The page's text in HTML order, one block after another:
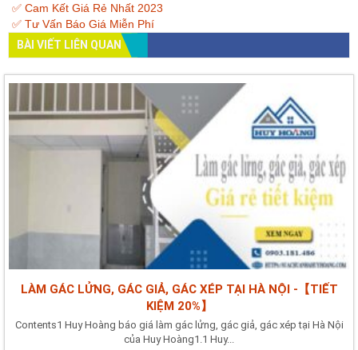
✅ Cam Kết Giá Rẻ Nhất 2023
✅ Tư Vấn Báo Giá Miễn Phí
BÀI VIẾT LIÊN QUAN
LÀM GÁC LỬNG, GÁC GIẢ, GÁC XÉP TẠI HÀ NỘI -【TIẾT
KIỆM 20%】
Contents1 Huy Hoàng báo giá làm gác lửng, gác giả, gác xép tại Hà Nội
của Huy Hoàng1.1 Huy...